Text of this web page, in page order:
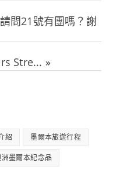
問21號有團嗎？謝
Stre... »
紹 墨爾本旅遊行程
墨爾本紀念品